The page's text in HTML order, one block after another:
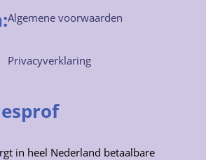
Algemene voorwaarden
Privacyverklaring
in heel Nederland betaalbare